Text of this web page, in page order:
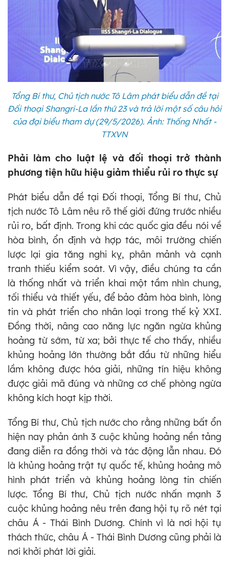
Tổng Bí thư, Chủ tịch nước Tô Lâm phát biểu dẫn đề tại
Đối thoại Shangri-La lần thứ 23 và trả lời một số câu hỏi
của đại biểu tham dự (29/5/2026). Ảnh: Thống Nhất -
TTXVN
Phải làm cho luật lệ và đối thoại trở thành
phương tiện hữu hiệu giảm thiểu rủi ro thực sự
Phát biểu dẫn đề tại Đối thoại, Tổng Bí thư, Chủ
tịch nước Tô Lâm nêu rõ thế giới đứng trước nhiều
rủi ro, bất định. Trong khi các quốc gia đều nói về
hòa bình, ổn định và hợp tác, môi trường chiến
lược lại gia tăng nghi kỵ, phân mảnh và cạnh
tranh thiếu kiểm soát. Vì vậy, điều chúng ta cần
là thống nhất và triển khai một tầm nhìn chung,
tối thiểu và thiết yếu, để bảo đảm hòa bình, lòng
tin và phát triển cho nhân loại trong thế kỷ XXI.
Đồng thời, nâng cao năng lực ngăn ngừa khủng
hoảng từ sớm, từ xa; bởi thực tế cho thấy, nhiều
khủng hoảng lớn thường bắt đầu từ những hiểu
lầm không được hóa giải, những tín hiệu không
được giải mã đúng và những cơ chế phòng ngừa
không kích hoạt kịp thời.
Tổng Bí thư, Chủ tịch nước cho rằng những bất ổn
hiện nay phản ánh 3 cuộc khủng hoảng nền tảng
đang diễn ra đồng thời và tác động lẫn nhau. Đó
là khủng hoảng trật tự quốc tế, khủng hoảng mô
hình phát triển và khủng hoảng lòng tin chiến
lược. Tổng Bí thư, Chủ tịch nước nhấn mạnh 3
cuộc khủng hoảng nêu trên đang hội tụ rõ nét tại
châu Á - Thái Bình Dương. Chính vì là nơi hội tụ
thách thức, châu Á - Thái Bình Dương cũng phải là
nơi khởi phát lời giải.